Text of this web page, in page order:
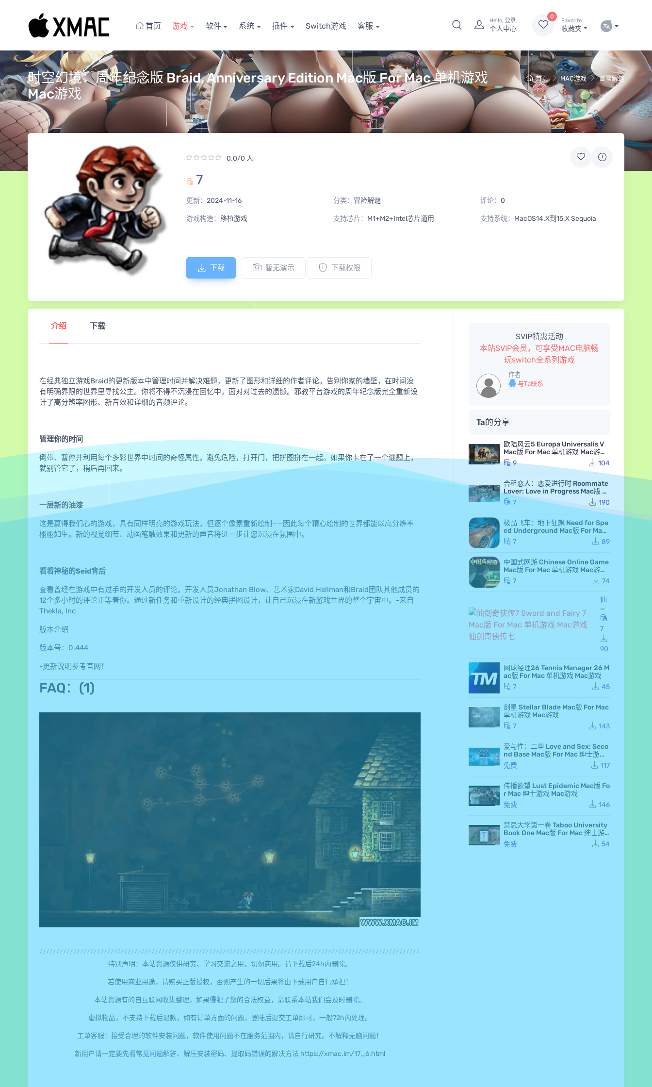
首页 游戏 软件 系统 插件 Switch游戏 客服
Hello, 登录
个人中心
0
Favorite
收藏夹
首页 MAC游戏 冒险解谜
时空幻境：周年纪念版 Braid, Anniversary Edition Mac版 For Mac 单机游戏
Mac游戏
0.0/0 人
7
更新： 2024-11-16 分类： 冒险解谜 评论： 0
游戏构造： 移植游戏 支持芯片： M1+M2+Intel芯片通用 支持系统： MacOS14.X到15.X Sequoia
下载 暂无演示 下载权限
介绍 下载
在经典独立游戏Braid的更新版本中管理时间并解决难题，更新了图形和详细的作者评论。告别你家的墙壁，在时间没
有明确界限的世界里寻找公主。你将不得不沉浸在回忆中，面对对过去的遗憾。邪教平台游戏的周年纪念版完全重新设
计了高分辨率图形、新音效和详细的音频评论。
管理你的时间
倒带、暂停并利用每个多彩世界中时间的奇怪属性。避免危险，打开门，把拼图拼在一起。如果你卡在了一个谜题上，
就别管它了，稍后再回来。
一层新的油漆
这是赢得我们心的游戏，具有同样明亮的游戏玩法，但逐个像素重新绘制——因此每个精心绘制的世界都能以高分辨率
栩栩如生。新的视觉细节、动画笔触效果和更新的声音将进一步让您沉浸在氛围中。
看看神秘的Seid背后
查看曾经在游戏中有过手的开发人员的评论。开发人员Jonathan Blow、艺术家David Hellman和Braid团队其他成员的
12个多小时的评论正等着你。通过新任务和重新设计的经典拼图设计，让自己沉浸在新游戏世界的整个宇宙中。-来自
Thekla, Inc
版本介绍
版本号：0.444
-更新说明参考官网！
FAQ：(1)
特别声明：本站资源仅供研究、学习交流之用，切勿商用。请下载后24h内删除。
若使用商业用途，请购买正版授权，否则产生的一切后果将由下载用户自行承担！
本站资源有的自互联网收集整理，如果侵犯了您的合法权益，请联系本站我们会及时删除。
虚拟物品，不支持下载后退款，如有订单方面的问题，登陆后提交工单即可，一般72h内处理。
工单客服：接受合理的软件安装问题，软件使用问题不在服务范围内，请自行研究。不解释无脑问题！
新用户请一定要先看常见问题解答、解压安装密码、提取码错误的解决方法 https://xmac.im/17_6.html
SVIP特惠活动
本站SVIP会员，可享受MAC电脑畅
玩switch全系列游戏
作者
与Ta联系
Ta的分享
欧陆风云5 Europa Universalis V
Mac版 For Mac 单机游戏 Mac游戏
高级白金版 全DLC版
9 104
合租恋人：恋爱进行时 Roommate
Lover: Love in Progress Mac版 Fo
r Mac GameStart Mac游戏
7 190
极品飞车：地下狂飙 Need for Spe
ed Underground Mac版 For Mac
极品飞车7 Mac游戏
7 89
中国式网游 Chinese Online Game
Mac版 For Mac 单机游戏 Mac游戏
MMOSimulator
7 74
仙
剑
奇
侠
传
7 S
wo
rd
d F
air
y 7
版
r M
机
游
戏
Ma
游
仙
剑
侠
传
七
7
90
网球经理26 Tennis Manager 26 M
ac版 For Mac 单机游戏 Mac游戏
7
45
剑星 Stellar Blade Mac版 For Mac
单机游戏 Mac游戏
7
143
爱与性：二垒 Love and Sex: Seco
nd Base Mac版 For Mac 绅士游戏
Mac游戏
免费 117
传播欲望 Lust Epidemic Mac版 Fo
r Mac 绅士游戏 Mac游戏
免费
146
禁忌大学第一卷 Taboo University
Book One Mac版 For Mac 绅士游
戏 Mac游戏
免费 54